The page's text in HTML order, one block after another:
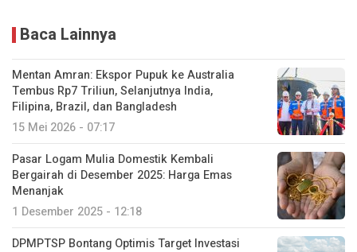
Baca Lainnya
Mentan Amran: Ekspor Pupuk ke Australia
Tembus Rp7 Triliun, Selanjutnya India,
Filipina, Brazil, dan Bangladesh
15 Mei 2026 - 07:17
Pasar Logam Mulia Domestik Kembali
Bergairah di Desember 2025: Harga Emas
Menanjak
1 Desember 2025 - 12:18
DPMPTSP Bontang Optimis Target Investasi